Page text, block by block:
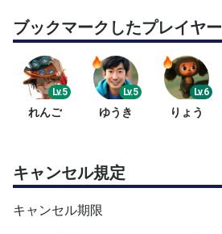
ブックマークしたプレイヤー
Lv.5
れんご
Lv.5
ゆうき
Lv.6
りょう
キャンセル規定
キャンセル期限